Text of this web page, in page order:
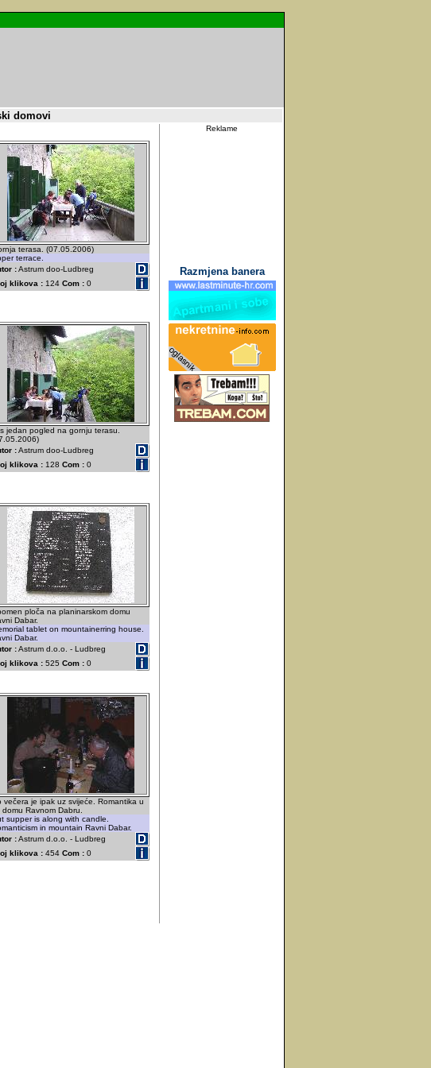
domovi
terasa. (07.05.2006)
terrace.
:Astrum doo-Ludbreg
klikova : 124 Com : 0
jedan pogled na gornju terasu.
:Astrum doo-Ludbreg
klikova : 128 Com : 0
ploča na planinarskom domu
Dabar.
tablet on mountainerring house.
Dabar.
:Astrum d.o.o. - Ludbreg
klikova : 525 Com : 0
večera je ipak uz svijeće. Romantika u
domu Ravnom Dabru.
supper is along with candle.
in mountain Ravni Dabar.
:Astrum d.o.o. - Ludbreg
klikova : 454 Com : 0
Reklame
Razmjena banera